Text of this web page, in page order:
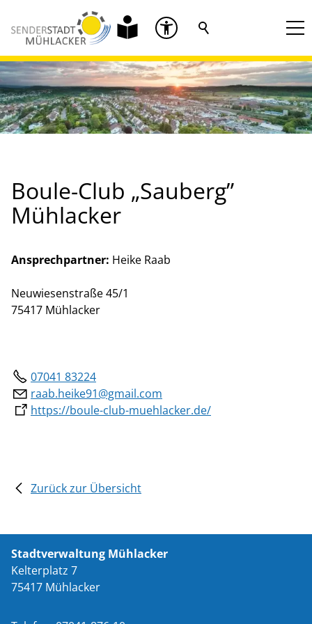
Boule-Club „Sauberg”
Mühlacker
Ansprechpartner: Heike Raab
Neuwiesenstraße 45/1
75417 Mühlacker
07041 83224
raab.heike91@gmail.com
https://boule-club-muehlacker.de/
Zurück zur Übersicht
Stadtverwaltung Mühlacker
Kelterplatz 7
75417 Mühlacker